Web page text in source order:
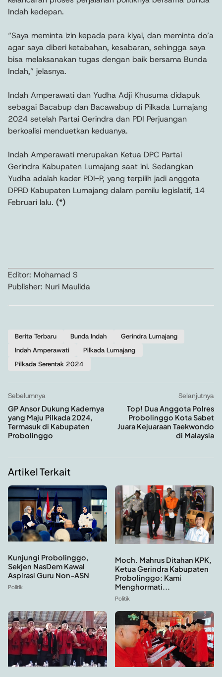
Indah kedepan.
“Saya meminta izin kepada para kiyai, dan meminta do’a
agar saya diberi ketabahan, kesabaran, sehingga saya
bisa melaksanakan tugas dengan baik bersama Bunda
Indah,” jelasnya.
Indah Amperawati dan Yudha Adji Khusuma didapuk
sebagai Bacabup dan Bacawabup di Pilkada Lumajang
2024 setelah Partai Gerindra dan PDI Perjuangan
berkoalisi menduetkan keduanya.
Indah Amperawati merupakan Ketua DPC Partai
Gerindra Kabupaten Lumajang saat ini. Sedangkan
Yudha adalah kader PDI-P, yang terpilih jadi anggota
DPRD Kabupaten Lumajang dalam pemilu legislatif, 14
Februari lalu. (*)
Editor: Mohamad S
Publisher: Nuri Maulida
Berita Terbaru Bunda Indah
Gerindra Lumajang
Indah Amperawati
Pilkada Lumajang
Pilkada Serentak 2024
Sebelumnya
GP Ansor Dukung Kadernya
yang Maju Pilkada 2024,
Termasuk di Kabupaten
Probolinggo
Selanjutnya
Top! Dua Anggota Polres
Probolinggo Kota Sabet
Juara Kejuaraan Taekwondo
di Malaysia
Artikel Terkait
Kunjungi Probolinggo,
Sekjen NasDem Kawal
Aspirasi Guru Non-ASN
Politik
Moch. Mahrus Ditahan KPK,
Ketua Gerindra Kabupaten
Probolinggo: Kami
Menghormati...
Politik